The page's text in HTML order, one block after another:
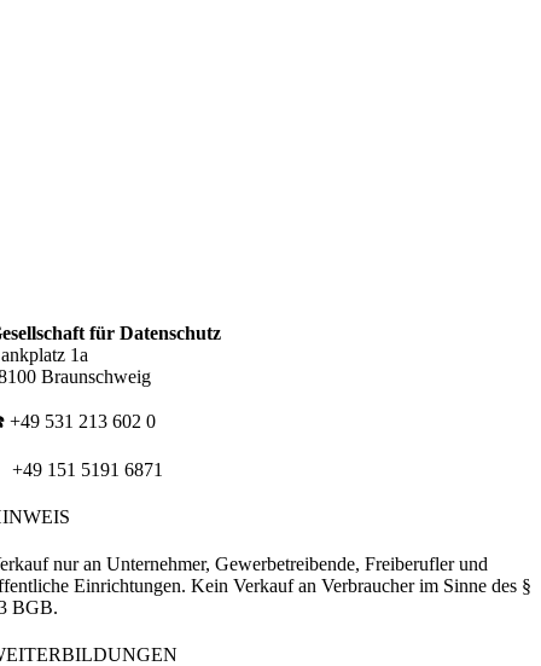
für Datenschutz
1a
Braunschweig
+49 531 213 602 0
+49 151 5191 6871
nur an Unternehmer, Gewerbetreibende, Freiberufler und
Einrichtungen. Kein Verkauf an Verbraucher im Sinne des §
BGB.